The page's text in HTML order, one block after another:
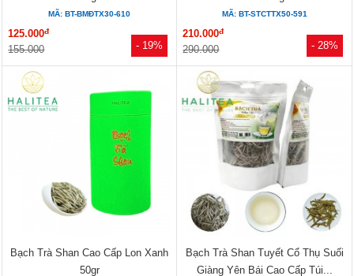
- 19%
MÃ: BT-BMĐTX30-610
125.000đ
155.000 - 28%
MÃ: BT-STCTTX50-591
210.000đ
290.000
Bạch Trà Shan Cao Cấp Lon Xanh
50gr
Bạch Trà Shan Tuyết Cổ Thụ Suối
Giàng Yên Bái Cao Cấp Túi...